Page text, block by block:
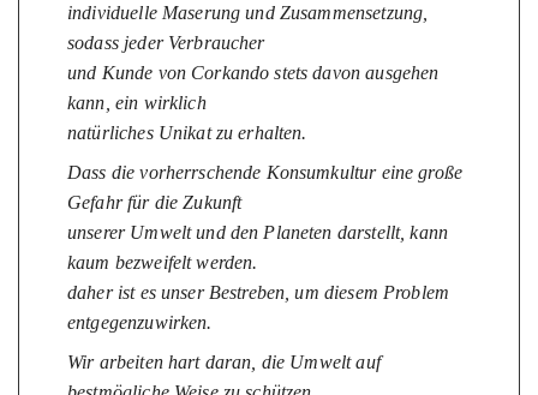
individuelle Maserung und Zusammensetzung,
sodass jeder Verbraucher
und Kunde von Corkando stets davon ausgehen
kann, ein wirklich
natürliches Unikat zu erhalten.
Dass die vorherrschende Konsumkultur eine große
Gefahr für die Zukunft
unserer Umwelt und den Planeten darstellt, kann
kaum bezweifelt werden.
daher ist es unser Bestreben, um diesem Problem
entgegenzuwirken.
Wir arbeiten hart daran, die Umwelt auf